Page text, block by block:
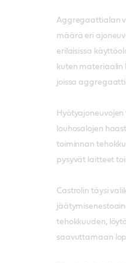
Aggregaattialan
määrä eri
erilaisissa
kuten materiaalin
joissa
louhosalojen
toiminnan
pysyvät laitteet
Castrolin täysi
tehokkuuden,
saavuttamaan